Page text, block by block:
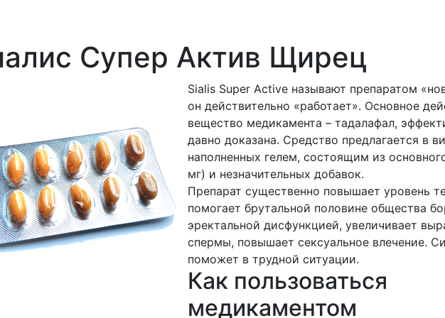
Супер Актив Щирец
Sialis Super Active называют препаратом
он действительно «работает». Основное
вещество медикамента – тадалафал,
давно доказана. Средство предлагается в
наполненных гелем, состоящим из
мг) и незначительных добавок.
Препарат существенно повышает уровень
помогает брутальной половине общества
эректальной дисфункцией, увеличивает
спермы, повышает сексуальное влечение.
поможет в трудной ситуации.
Как пользоваться
медикаментом